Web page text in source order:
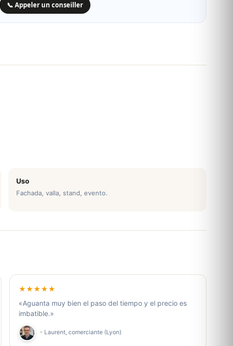
📞 Appeler un conseiller
Uso
Fachada, valla, stand, evento.
★★★★★
«Aguanta muy bien el paso del tiempo y el precio es
imbatible.»
- Laurent, comerciante (Lyon)